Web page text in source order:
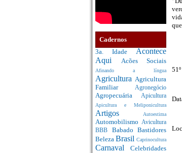
Cadernos
3a. Idade Acontece
Aqui Acões Sociais
Afinando a língua
Agricultura Agricultura
Familiar Agronegócio
Agropecuária Apicultura
Apicultura e Meliponicultura
Artigos Autoestima
Automobilismo Avicultura
BBB Babado Bastidores
Beleza Brasil Caprinocultura
Carnaval Celebridades